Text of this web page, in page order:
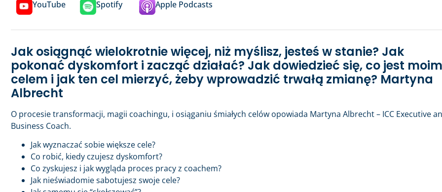
YouTube Spotify Apple Podcasts
Jak osiągnąć wielokrotnie więcej, niż myślisz, jesteś w stanie? Jak
pokonać dyskomfort i zacząć działać? Jak dowiedzieć się, co jest moim
celem i jak ten cel mierzyć, żeby wprowadzić trwałą zmianę? Martyna
Albrecht
O procesie transformacji, magii coachingu, i osiąganiu śmiałych celów opowiada Martyna Albrecht – ICC Executive
Business Coach.
Jak wyznaczać sobie większe cele?
Co robić, kiedy czujesz dyskomfort?
Co zyskujesz i jak wygląda proces pracy z coachem?
Jak nieświadomie sabotujesz swoje cele?